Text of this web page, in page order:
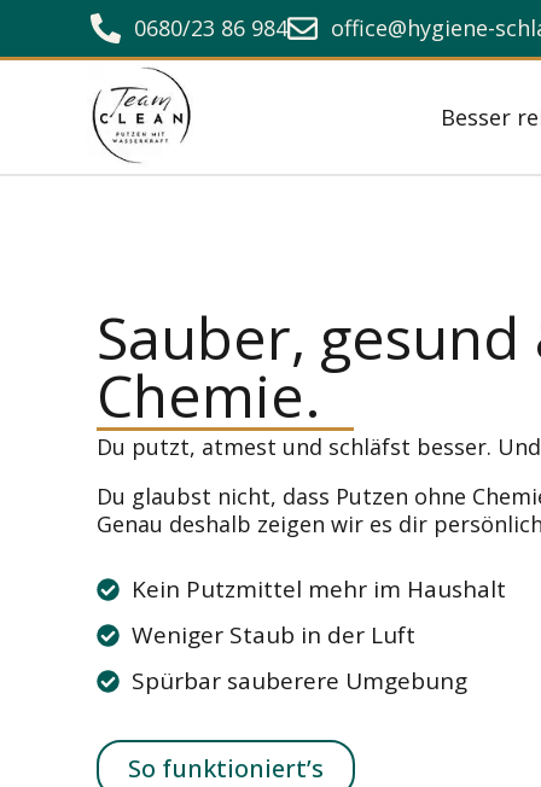
0680/23 86 984 office@hygiene-
Besser
Sauber, gesund
Chemie.
Du putzt, atmest und schläfst besser.
Du glaubst nicht, dass Putzen ohne
Genau deshalb zeigen wir es dir
Kein Putzmittel mehr im Haushalt
Weniger Staub in der Luft
Spürbar sauberere Umgebung
So funktioniert’s